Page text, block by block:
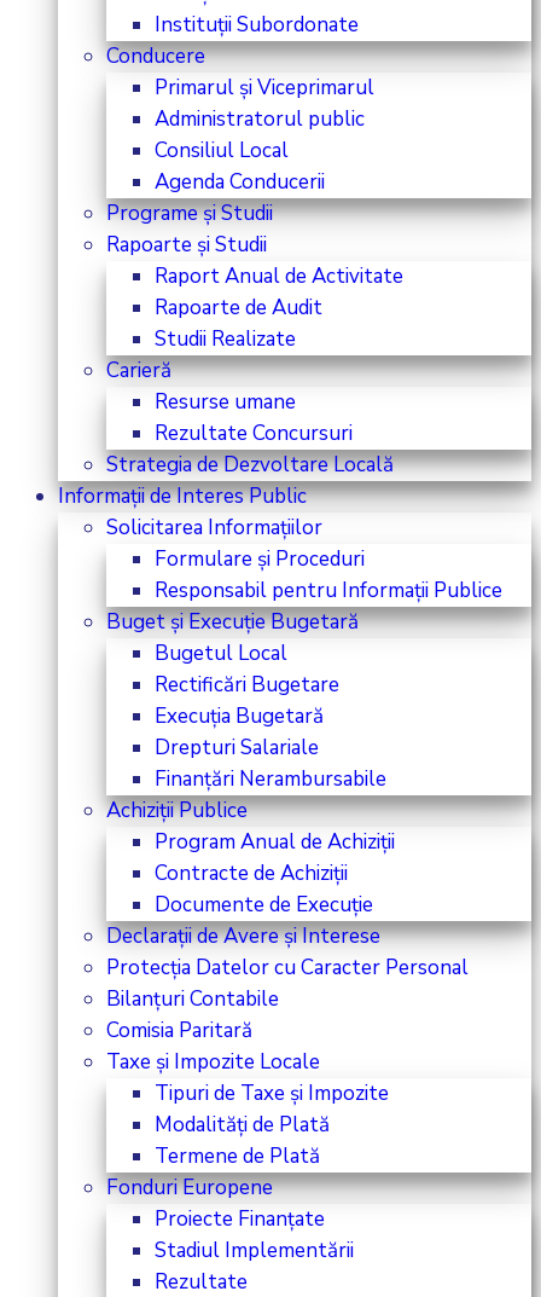
Instituții Subordonate
Conducere
Primarul și Viceprimarul
Administratorul public
Consiliul Local
Agenda Conducerii
Programe și Studii
Rapoarte și Studii
Raport Anual de Activitate
Rapoarte de Audit
Studii Realizate
Carieră
Resurse umane
Rezultate Concursuri
Strategia de Dezvoltare Locală
Informații de Interes Public
Solicitarea Informațiilor
Formulare și Proceduri
Responsabil pentru Informații Publice
Buget și Execuție Bugetară
Bugetul Local
Rectificări Bugetare
Execuția Bugetară
Drepturi Salariale
Finanțări Nerambursabile
Achiziții Publice
Program Anual de Achiziții
Contracte de Achiziții
Documente de Execuție
Declarații de Avere și Interese
Protecția Datelor cu Caracter Personal
Bilanțuri Contabile
Comisia Paritară
Taxe și Impozite Locale
Tipuri de Taxe și Impozite
Modalități de Plată
Termene de Plată
Fonduri Europene
Proiecte Finanțate
Stadiul Implementării
Rezultate